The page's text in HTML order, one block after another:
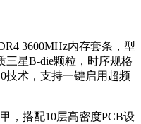
3600MHz内存套条，型
三星B-die颗粒，时序规格
技术，支持一键启用超频
，搭配10层高密度PCB设